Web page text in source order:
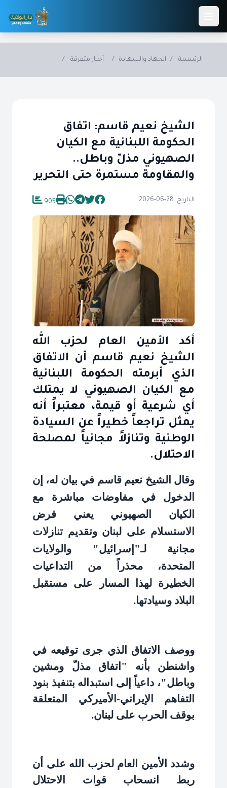
Skip to main content
الرئيسية / الجهاد والشهادة / أخبار متفرقة /
الشيخ نعيم قاسم: اتفاق
الحكومة اللبنانية مع الكيان
الصهيوني مذلّ وباطل..
والمقاومة مستمرة حتى التحرير
التاريخ: 28-06-2026 905
أكد الأمين العام لحزب الله
الشيخ نعيم قاسم أن الاتفاق
الذي أبرمته الحكومة اللبنانية
مع الكيان الصهيوني لا يمتلك
أي شرعية أو قيمة، معتبراً أنه
يمثل تراجعاً خطيراً عن السيادة
الوطنية وتنازلاً مجانياً لمصلحة
الاحتلال.
وقال الشيخ نعيم قاسم في بيان له، إن
الدخول في مفاوضات مباشرة مع
الكيان الصهيوني يعني فرض
الاستسلام على لبنان وتقديم تنازلات
مجانية لـ"إسرائيل" والولايات
المتحدة، محذراً من التداعيات
الخطيرة لهذا المسار على مستقبل
البلاد وسيادتها.
ووصف الاتفاق الذي جرى توقيعه في
واشنطن بأنه "اتفاق مذلّ ومشين
وباطل"، داعياً إلى استبداله بتنفيذ بنود
التفاهم الإيراني-الأميركي المتعلقة
بوقف الحرب على لبنان.
وشدد الأمين العام لحزب الله على أن
ربط انسحاب قوات الاحتلال